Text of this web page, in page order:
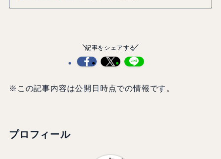
記事をシェアする
※この記事内容は公開日時点での情報です。
プロフィール